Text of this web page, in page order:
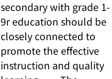
secondary with grade 1-
9r education should be
closely connected to
promote the effective
instruction and quality